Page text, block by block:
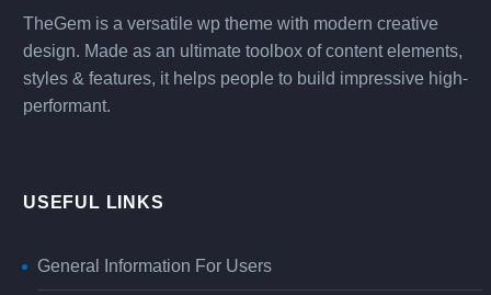
TheGem is a versatile wp theme with modern creative
design. Made as an ultimate toolbox of content elements,
styles & features, it helps people to build impressive high-
performant.
USEFUL LINKS
General Information For Users